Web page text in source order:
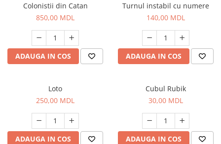
Colonistii din Catan
850,00 MDL
ADAUGA IN COS
Turnul instabil cu numere
140,00 MDL
ADAUGA IN COS
Loto
250,00 MDL
ADAUGA IN COS
Cubul Rubik
30,00 MDL
ADAUGA IN COS